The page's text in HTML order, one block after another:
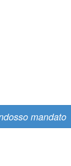
mandato